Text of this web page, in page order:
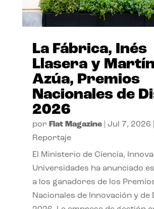
La Fábrica, Inés
Llasera y Martín
Azúa, Premios
Nacionales de
2026
por Flat Magazine| Jul 7, 2026
Reportaje
El Ministerio de Ciencia,
Universidades ha anunciado
a los ganadores de los
Nacionales de Innovación y de